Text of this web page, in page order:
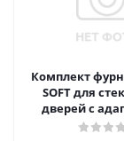
Комплект
SOFT для
дверей с